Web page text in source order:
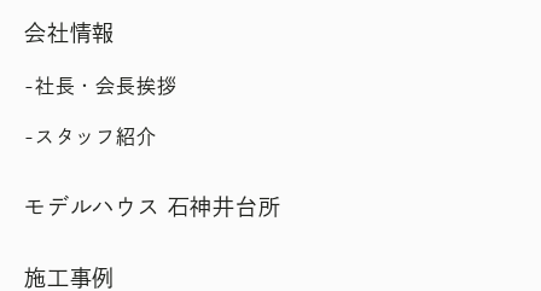
会社情報
社長・会長挨拶
スタッフ紹介
モデルハウス 石神井台所
施工事例